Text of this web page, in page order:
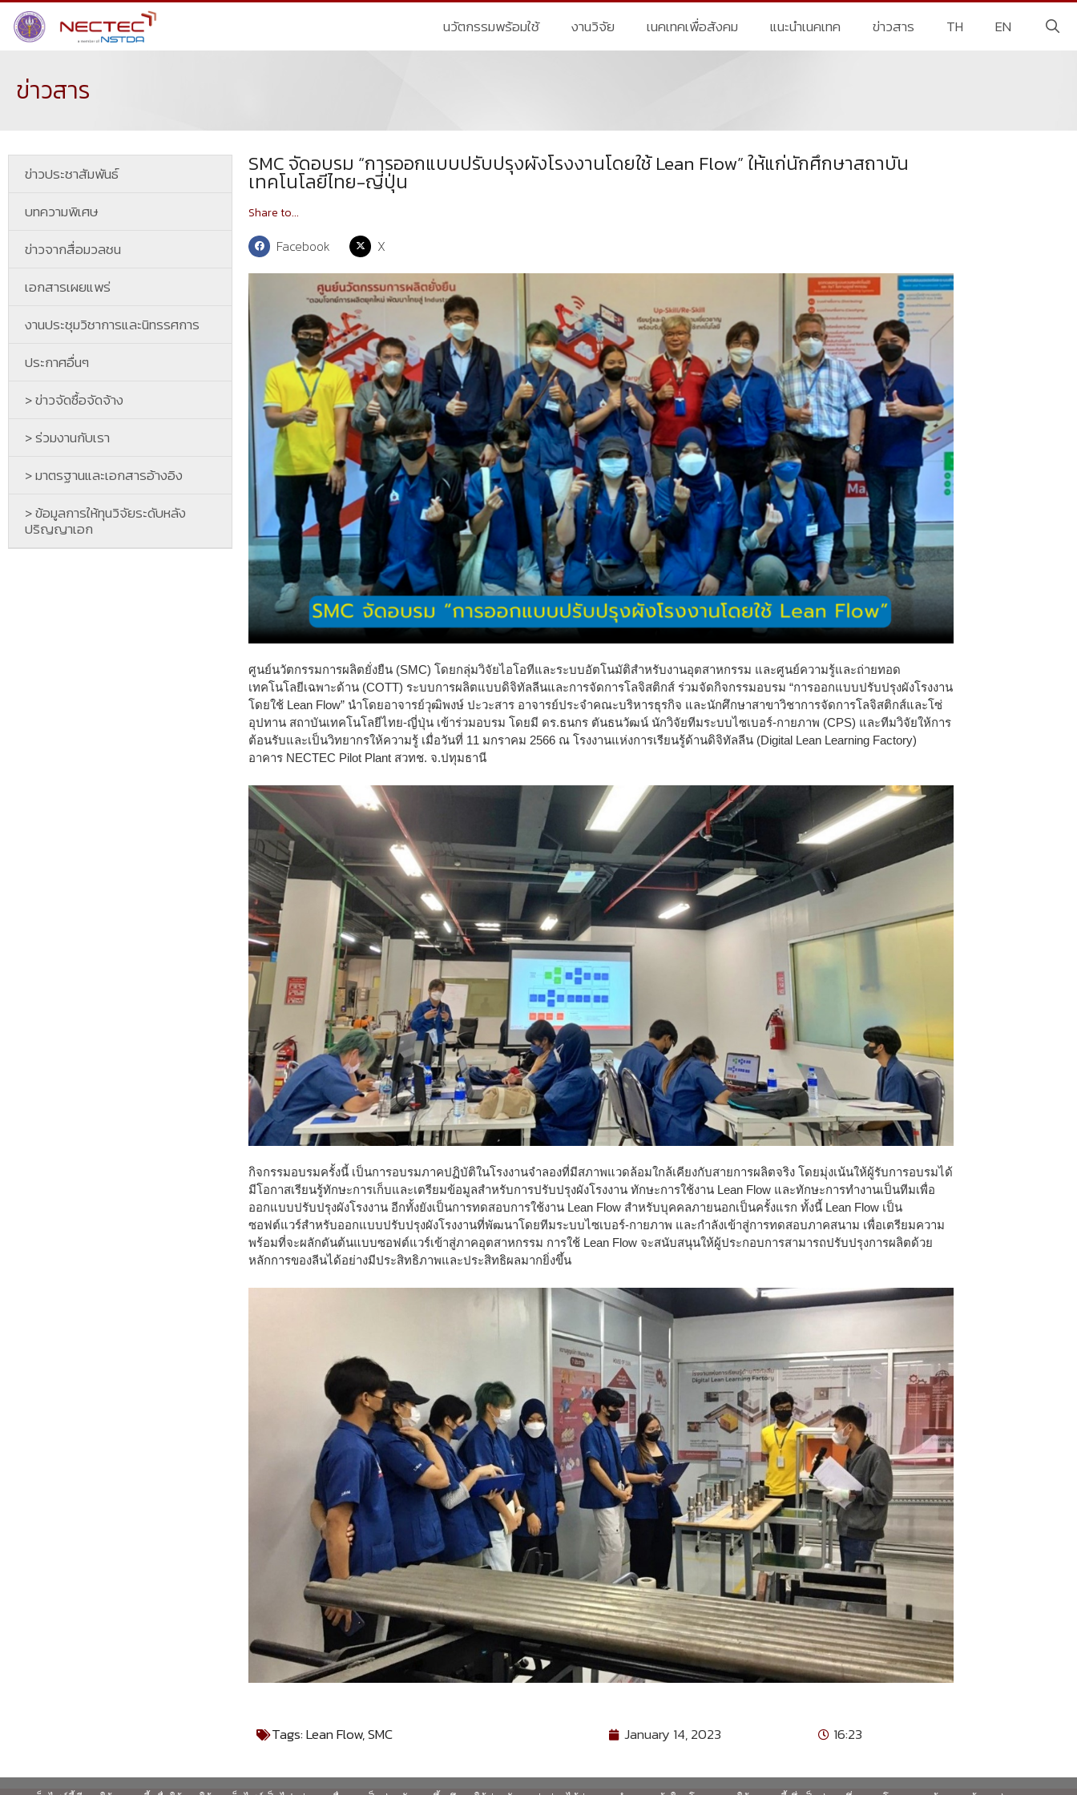
นวัตกรรมพร้อมใช้ งานวิจัย เนคเทคเพื่อสังคม แนะนำเนคเทค ข่าวสาร TH EN
ข่าวสาร
ข่าวประชาสัมพันธ์
บทความพิเศษ
ข่าวจากสื่อมวลชน
เอกสารเผยแพร่
งานประชุมวิชาการและนิทรรศการ
ประกาศอื่นๆ
> ข่าวจัดซื้อจัดจ้าง
> ร่วมงานกับเรา
> มาตรฐานและเอกสารอ้างอิง
> ข้อมูลการให้ทุนวิจัยระดับหลัง
ปริญญาเอก
SMC จัดอบรม “การออกแบบปรับปรุงผังโรงงานโดยใช้ Lean Flow” ให้แก่นักศึกษาสถาบัน
เทคโนโลยีไทย-ญี่ปุ่น
Share to...
Facebook X
ศูนย์นวัตกรรมการผลิตยั่งยืน (SMC) โดยกลุ่มวิจัยไอโอทีและระบบอัตโนมัติสำหรับงานอุตสาหกรรม และศูนย์ความรู้และถ่ายทอด
เทคโนโลยีเฉพาะด้าน (COTT) ระบบการผลิตแบบดิจิทัลลีนและการจัดการโลจิสติกส์ ร่วมจัดกิจกรรมอบรม “การออกแบบปรับปรุงผังโรงงาน
โดยใช้ Lean Flow” นำโดยอาจารย์วุฒิพงษ์ ปะวะสาร อาจารย์ประจำคณะบริหารธุรกิจ และนักศึกษาสาขาวิชาการจัดการโลจิสติกส์และโซ่
อุปทาน สถาบันเทคโนโลยีไทย-ญี่ปุ่น เข้าร่วมอบรม โดยมี ดร.ธนกร ตันธนวัฒน์ นักวิจัยทีมระบบไซเบอร์-กายภาพ (CPS) และทีมวิจัยให้การ
ต้อนรับและเป็นวิทยากรให้ความรู้ เมื่อวันที่ 11 มกราคม 2566 ณ โรงงานแห่งการเรียนรู้ด้านดิจิทัลลีน (Digital Lean Learning Factory)
อาคาร NECTEC Pilot Plant สวทช. จ.ปทุมธานี
กิจกรรมอบรมครั้งนี้ เป็นการอบรมภาคปฏิบัติในโรงงานจำลองที่มีสภาพแวดล้อมใกล้เคียงกับสายการผลิตจริง โดยมุ่งเน้นให้ผู้รับการอบรมได้
มีโอกาสเรียนรู้ทักษะการเก็บและเตรียมข้อมูลสำหรับการปรับปรุงผังโรงงาน ทักษะการใช้งาน Lean Flow และทักษะการทำงานเป็นทีมเพื่อ
ออกแบบปรับปรุงผังโรงงาน อีกทั้งยังเป็นการทดสอบการใช้งาน Lean Flow สำหรับบุคคลภายนอกเป็นครั้งแรก ทั้งนี้ Lean Flow เป็น
ซอฟต์แวร์สำหรับออกแบบปรับปรุงผังโรงงานที่พัฒนาโดยทีมระบบไซเบอร์-กายภาพ และกำลังเข้าสู่การทดสอบภาคสนาม เพื่อเตรียมความ
พร้อมที่จะผลักดันต้นแบบซอฟต์แวร์เข้าสู่ภาคอุตสาหกรรม การใช้ Lean Flow จะสนับสนุนให้ผู้ประกอบการสามารถปรับปรุงการผลิตด้วย
หลักการของลีนได้อย่างมีประสิทธิภาพและประสิทธิผลมากยิ่งขึ้น
Tags:Lean Flow,SMC January 14, 2023 16:23